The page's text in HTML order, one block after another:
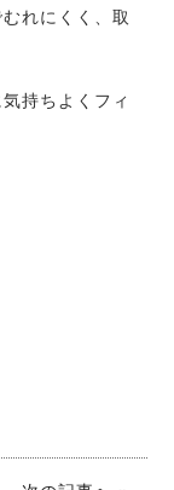
れにくく、取
持ちよくフィ